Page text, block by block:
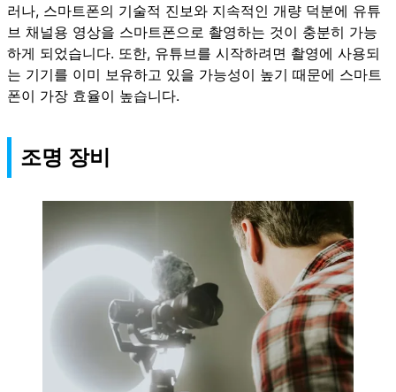
러나, 스마트폰의 기술적 진보와 지속적인 개량 덕분에 유튜
브 채널용 영상을 스마트폰으로 촬영하는 것이 충분히 가능
하게 되었습니다. 또한, 유튜브를 시작하려면 촬영에 사용되
는 기기를 이미 보유하고 있을 가능성이 높기 때문에 스마트
폰이 가장 효율이 높습니다.
조명 장비